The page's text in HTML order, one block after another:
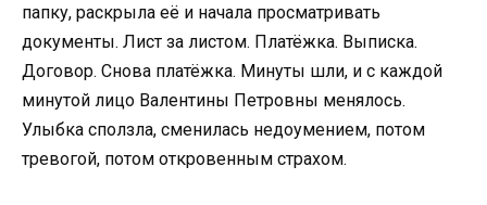
папку, раскрыла её и начала просматривать
документы. Лист за листом. Платёжка. Выписка.
Договор. Снова платёжка. Минуты шли, и с каждой
минутой лицо Валентины Петровны менялось.
Улыбка сползла, сменилась недоумением, потом
тревогой, потом откровенным страхом.